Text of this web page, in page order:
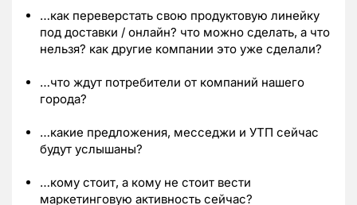
…как переверстать свою продуктовую линейку
под доставки / онлайн? что можно сделать, а что
нельзя? как другие компании это уже сделали?
…что ждут потребители от компаний нашего
города?
…какие предложения, месседжи и УТП сейчас
будут услышаны?
…кому стоит, а кому не стоит вести
маркетинговую активность сейчас?